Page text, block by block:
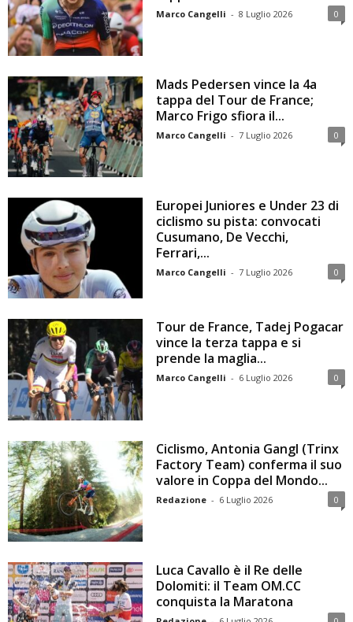
Marco Cangelli - 8 Luglio 2026 0
Mads Pedersen vince la 4a
tappa del Tour de France;
Marco Frigo sfiora il...
Marco Cangelli - 7 Luglio 2026 0
Europei Juniores e Under 23 di
ciclismo su pista: convocati
Cusumano, De Vecchi,
Ferrari,...
Marco Cangelli - 7 Luglio 2026 0
Tour de France, Tadej Pogacar
vince la terza tappa e si
prende la maglia...
Marco Cangelli - 6 Luglio 2026 0
Ciclismo, Antonia Gangl (Trinx
Factory Team) conferma il suo
valore in Coppa del Mondo...
Redazione - 6 Luglio 2026 0
Luca Cavallo è il Re delle
Dolomiti: il Team OM.CC
conquista la Maratona